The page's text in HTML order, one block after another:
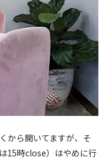
から開いてますが、そ
15時close）はやめに行